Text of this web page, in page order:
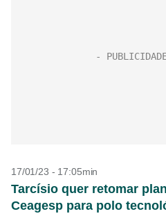
17/01/23 - 17:05min
Tarcísio quer retomar
Ceagesp para polo